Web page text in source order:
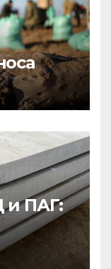
и ПАГ: